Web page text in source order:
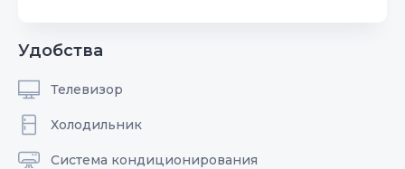
Удобства
Телевизор
Холодильник
Система кондиционирования